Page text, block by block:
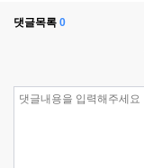
댓글목록 0